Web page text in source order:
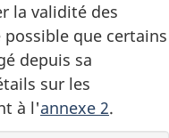
la validité des
que certains
depuis sa
sur les
à l'annexe 2.